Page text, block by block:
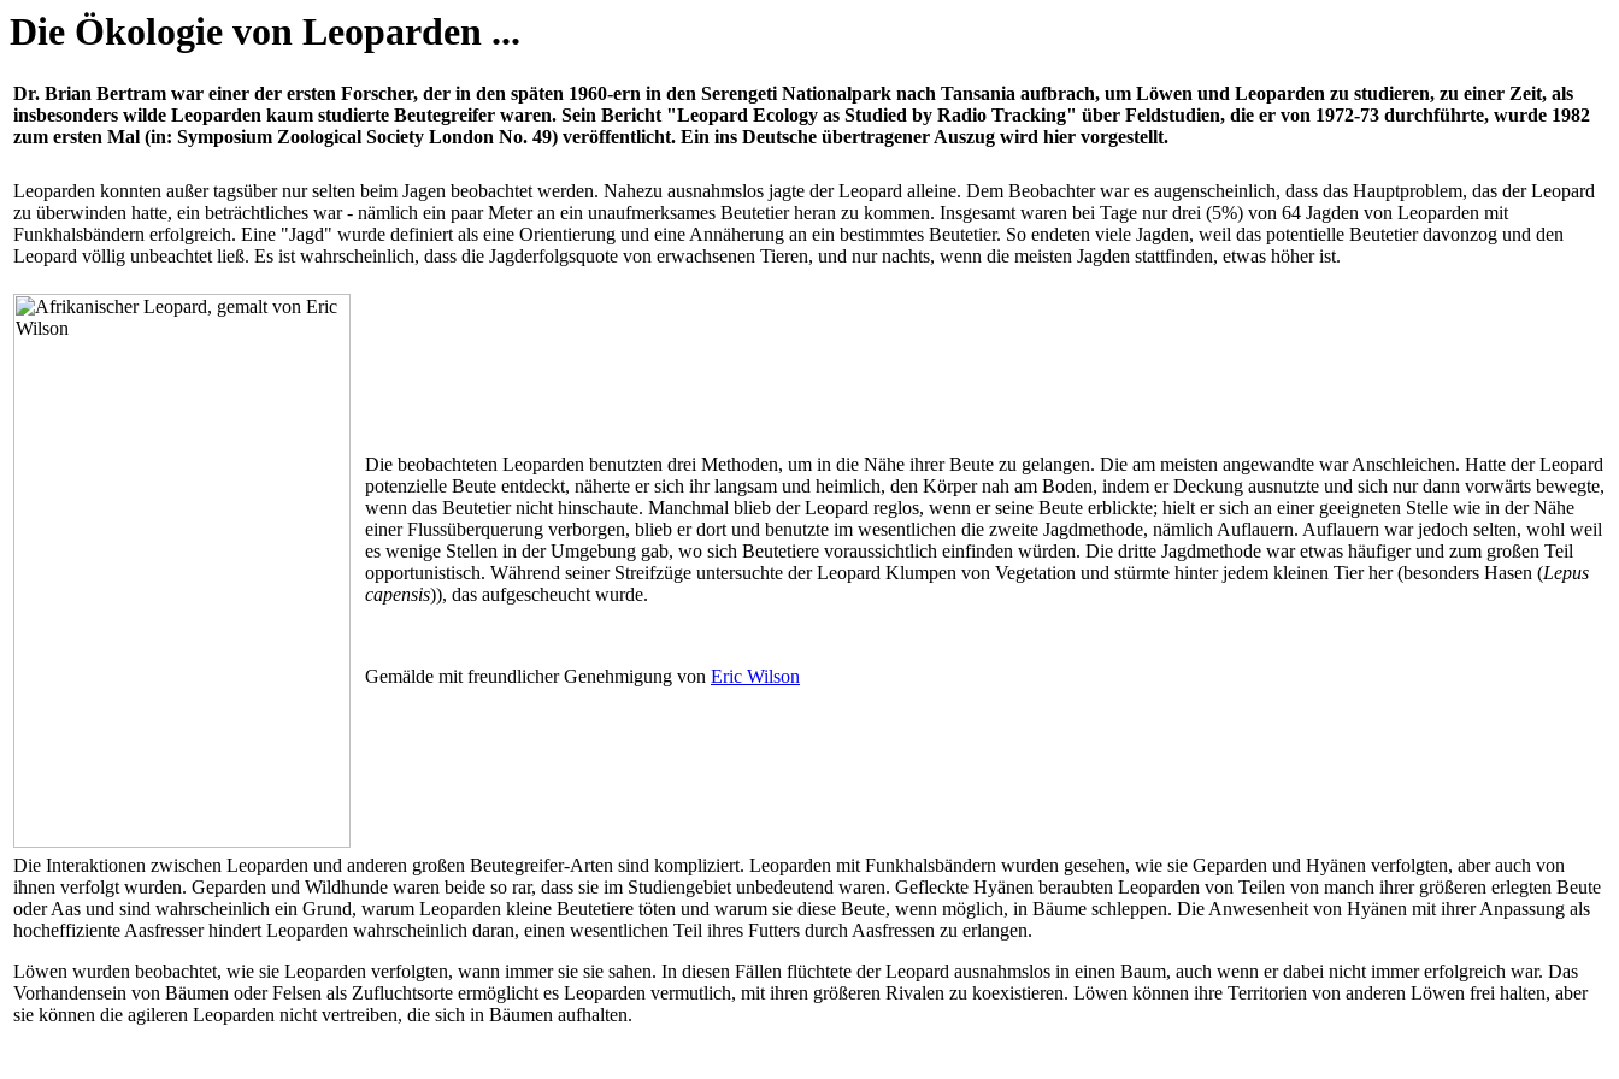
Die Ökologie von Leoparden ...
Dr. Brian Bertram war einer der ersten Forscher, der in den späten 1960-ern in den Serengeti Nationalpark nach Tansania aufbrach, um Löwen und Leoparden zu studieren, zu einer Zeit, als
insbesonders wilde Leoparden kaum studierte Beutegreifer waren. Sein Bericht "Leopard Ecology as Studied by Radio Tracking" über Feldstudien, die er von 1972-73 durchführte, wurde 1982
zum ersten Mal (in: Symposium Zoological Society London No. 49) veröffentlicht. Ein ins Deutsche übertragener Auszug wird hier vorgestellt.
Leoparden konnten außer tagsüber nur selten beim Jagen beobachtet werden. Nahezu ausnahmslos jagte der Leopard alleine. Dem Beobachter war es augenscheinlich, dass das Hauptproblem, das der Leopard
zu überwinden hatte, ein beträchtliches war - nämlich ein paar Meter an ein unaufmerksames Beutetier heran zu kommen. Insgesamt waren bei Tage nur drei (5%) von 64 Jagden von Leoparden mit
Funkhalsbändern erfolgreich. Eine "Jagd" wurde definiert als eine Orientierung und eine Annäherung an ein bestimmtes Beutetier. So endeten viele Jagden, weil das potentielle Beutetier davonzog und den
Leopard völlig unbeachtet ließ. Es ist wahrscheinlich, dass die Jagderfolgsquote von erwachsenen Tieren, und nur nachts, wenn die meisten Jagden stattfinden, etwas höher ist.
Die beobachteten Leoparden benutzten drei Methoden, um in die Nähe ihrer Beute zu gelangen. Die am meisten angewandte war Anschleichen. Hatte der Leopard
potenzielle Beute entdeckt, näherte er sich ihr langsam und heimlich, den Körper nah am Boden, indem er Deckung ausnutzte und sich nur dann vorwärts bewegte,
wenn das Beutetier nicht hinschaute. Manchmal blieb der Leopard reglos, wenn er seine Beute erblickte; hielt er sich an einer geeigneten Stelle wie in der Nähe
einer Flussüberquerung verborgen, blieb er dort und benutzte im wesentlichen die zweite Jagdmethode, nämlich Auflauern. Auflauern war jedoch selten, wohl weil
es wenige Stellen in der Umgebung gab, wo sich Beutetiere voraussichtlich einfinden würden. Die dritte Jagdmethode war etwas häufiger und zum großen Teil
opportunistisch. Während seiner Streifzüge untersuchte der Leopard Klumpen von Vegetation und stürmte hinter jedem kleinen Tier her (besonders Hasen (Lepus
capensis)), das aufgescheucht wurde.
Gemälde mit freundlicher Genehmigung von Eric Wilson
Die Interaktionen zwischen Leoparden und anderen großen Beutegreifer-Arten sind kompliziert. Leoparden mit Funkhalsbändern wurden gesehen, wie sie Geparden und Hyänen verfolgten, aber auch von
ihnen verfolgt wurden. Geparden und Wildhunde waren beide so rar, dass sie im Studiengebiet unbedeutend waren. Gefleckte Hyänen beraubten Leoparden von Teilen von manch ihrer größeren erlegten Beute
oder Aas und sind wahrscheinlich ein Grund, warum Leoparden kleine Beutetiere töten und warum sie diese Beute, wenn möglich, in Bäume schleppen. Die Anwesenheit von Hyänen mit ihrer Anpassung als
hocheffiziente Aasfresser hindert Leoparden wahrscheinlich daran, einen wesentlichen Teil ihres Futters durch Aasfressen zu erlangen.
Löwen wurden beobachtet, wie sie Leoparden verfolgten, wann immer sie sie sahen. In diesen Fällen flüchtete der Leopard ausnahmslos in einen Baum, auch wenn er dabei nicht immer erfolgreich war. Das
Vorhandensein von Bäumen oder Felsen als Zufluchtsorte ermöglicht es Leoparden vermutlich, mit ihren größeren Rivalen zu koexistieren. Löwen können ihre Territorien von anderen Löwen frei halten, aber
sie können die agileren Leoparden nicht vertreiben, die sich in Bäumen aufhalten.